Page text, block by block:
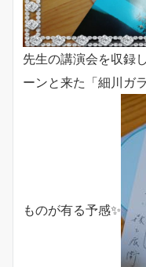
先生の講演会を収録
ーンと来た「細川ガ
ものが有る予感✨